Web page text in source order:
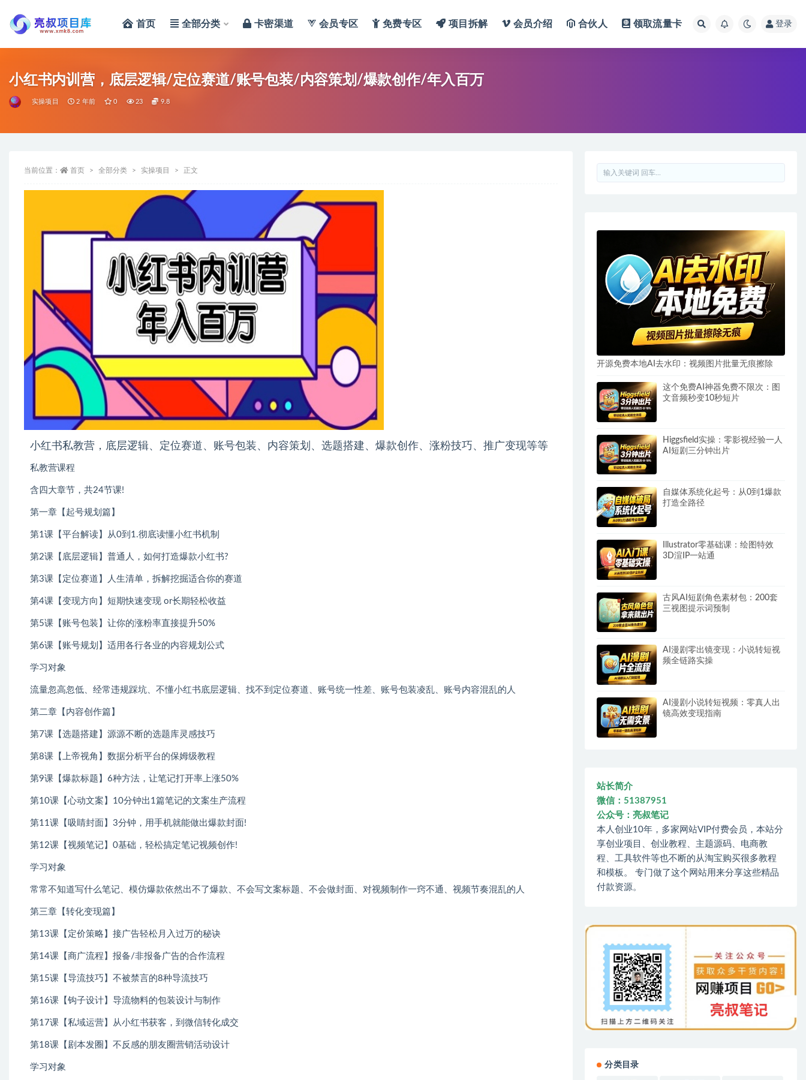
首页 全部分类 卡密渠道 会员专区 免费专区 项目拆解 会员介绍 合伙人 领取流量卡 登录
小红书内训营，底层逻辑/定位赛道/账号包装/内容策划/爆款创作/年入百万
实操项目 2 年前 0 23 9.8
当前位置： 首页 全部分类 实操项目 正文
小红书私教营，底层逻辑、定位赛道、账号包装、内容策划、选题搭建、爆款创作、涨粉技巧、推广变现等等
私教营课程
含四大章节，共24节课!
第一章【起号规划篇】
第1课【平台解读】从0到1.彻底读懂小红书机制
第2课【底层逻辑】普通人，如何打造爆款小红书?
第3课【定位赛道】人生清单，拆解挖掘适合你的赛道
第4课【变现方向】短期快速变现 or长期轻松收益
第5课【账号包装】让你的涨粉率直接提升50%
第6课【账号规划】适用各行各业的内容规划公式
学习对象
流量忽高忽低、经常违规踩坑、不懂小红书底层逻辑、找不到定位赛道、账号统一性差、账号包装凌乱、账号内容混乱的人
第二章【内容创作篇】
第7课【选题搭建】源源不断的选题库灵感技巧
第8课【上帝视角】数据分析平台的保姆级教程
第9课【爆款标题】6种方法，让笔记打开率上涨50%
第10课【心动文案】10分钟出1篇笔记的文案生产流程
第11课【吸睛封面】3分钟，用手机就能做出爆款封面!
第12课【视频笔记】0基础，轻松搞定笔记视频创作!
学习对象
常常不知道写什么笔记、模仿爆款依然出不了爆款、不会写文案标题、不会做封面、对视频制作一窍不通、视频节奏混乱的人
第三章【转化变现篇】
第13课【定价策略】接广告轻松月入过万的秘诀
第14课【商广流程】报备/非报备广告的合作流程
第15课【导流技巧】不被禁言的8种导流技巧
第16课【钩子设计】导流物料的包装设计与制作
第17课【私域运营】从小红书获客，到微信转化成交
第18课【剧本发圈】不反感的朋友圈营销活动设计
学习对象
开源免费本地AI去水印：视频图片批量无痕擦除
这个免费AI神器免费不限次：图
文音频秒变10秒短片
Higgsfield实操：零影视经验一人
AI短剧三分钟出片
自媒体系统化起号：从0到1爆款
打造全路径
Illustrator零基础课：绘图特效
3D渲IP一站通
古风AI短剧角色素材包：200套
三视图提示词预制
AI漫剧零出镜变现：小说转短视
频全链路实操
AI漫剧小说转短视频：零真人出
镜高效变现指南
站长简介
微信：51387951
公众号：亮叔笔记
本人创业10年，多家网站VIP付费会员，本站分
享创业项目、创业教程、主题源码、电商教
程、工具软件等也不断的从淘宝购买很多教程
和模板。 专门做了这个网站用来分享这些精品
付款资源。
分类目录